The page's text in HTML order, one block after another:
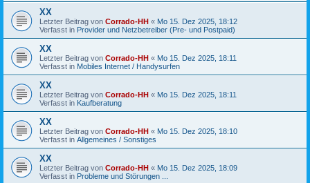
XX
Letzter Beitrag von Corrado-HH « Mo 15. Dez 2025, 18:12
Verfasst in Provider und Netzbetreiber (Pre- und Postpaid)
XX
Letzter Beitrag von Corrado-HH « Mo 15. Dez 2025, 18:11
Verfasst in Mobiles Internet / Handysurfen
XX
Letzter Beitrag von Corrado-HH « Mo 15. Dez 2025, 18:11
Verfasst in Kaufberatung
XX
Letzter Beitrag von Corrado-HH « Mo 15. Dez 2025, 18:10
Verfasst in Allgemeines / Sonstiges
XX
Letzter Beitrag von Corrado-HH « Mo 15. Dez 2025, 18:09
Verfasst in Probleme und Störungen ...